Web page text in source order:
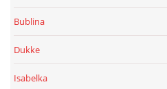
Bublina
Dukke
Isabelka